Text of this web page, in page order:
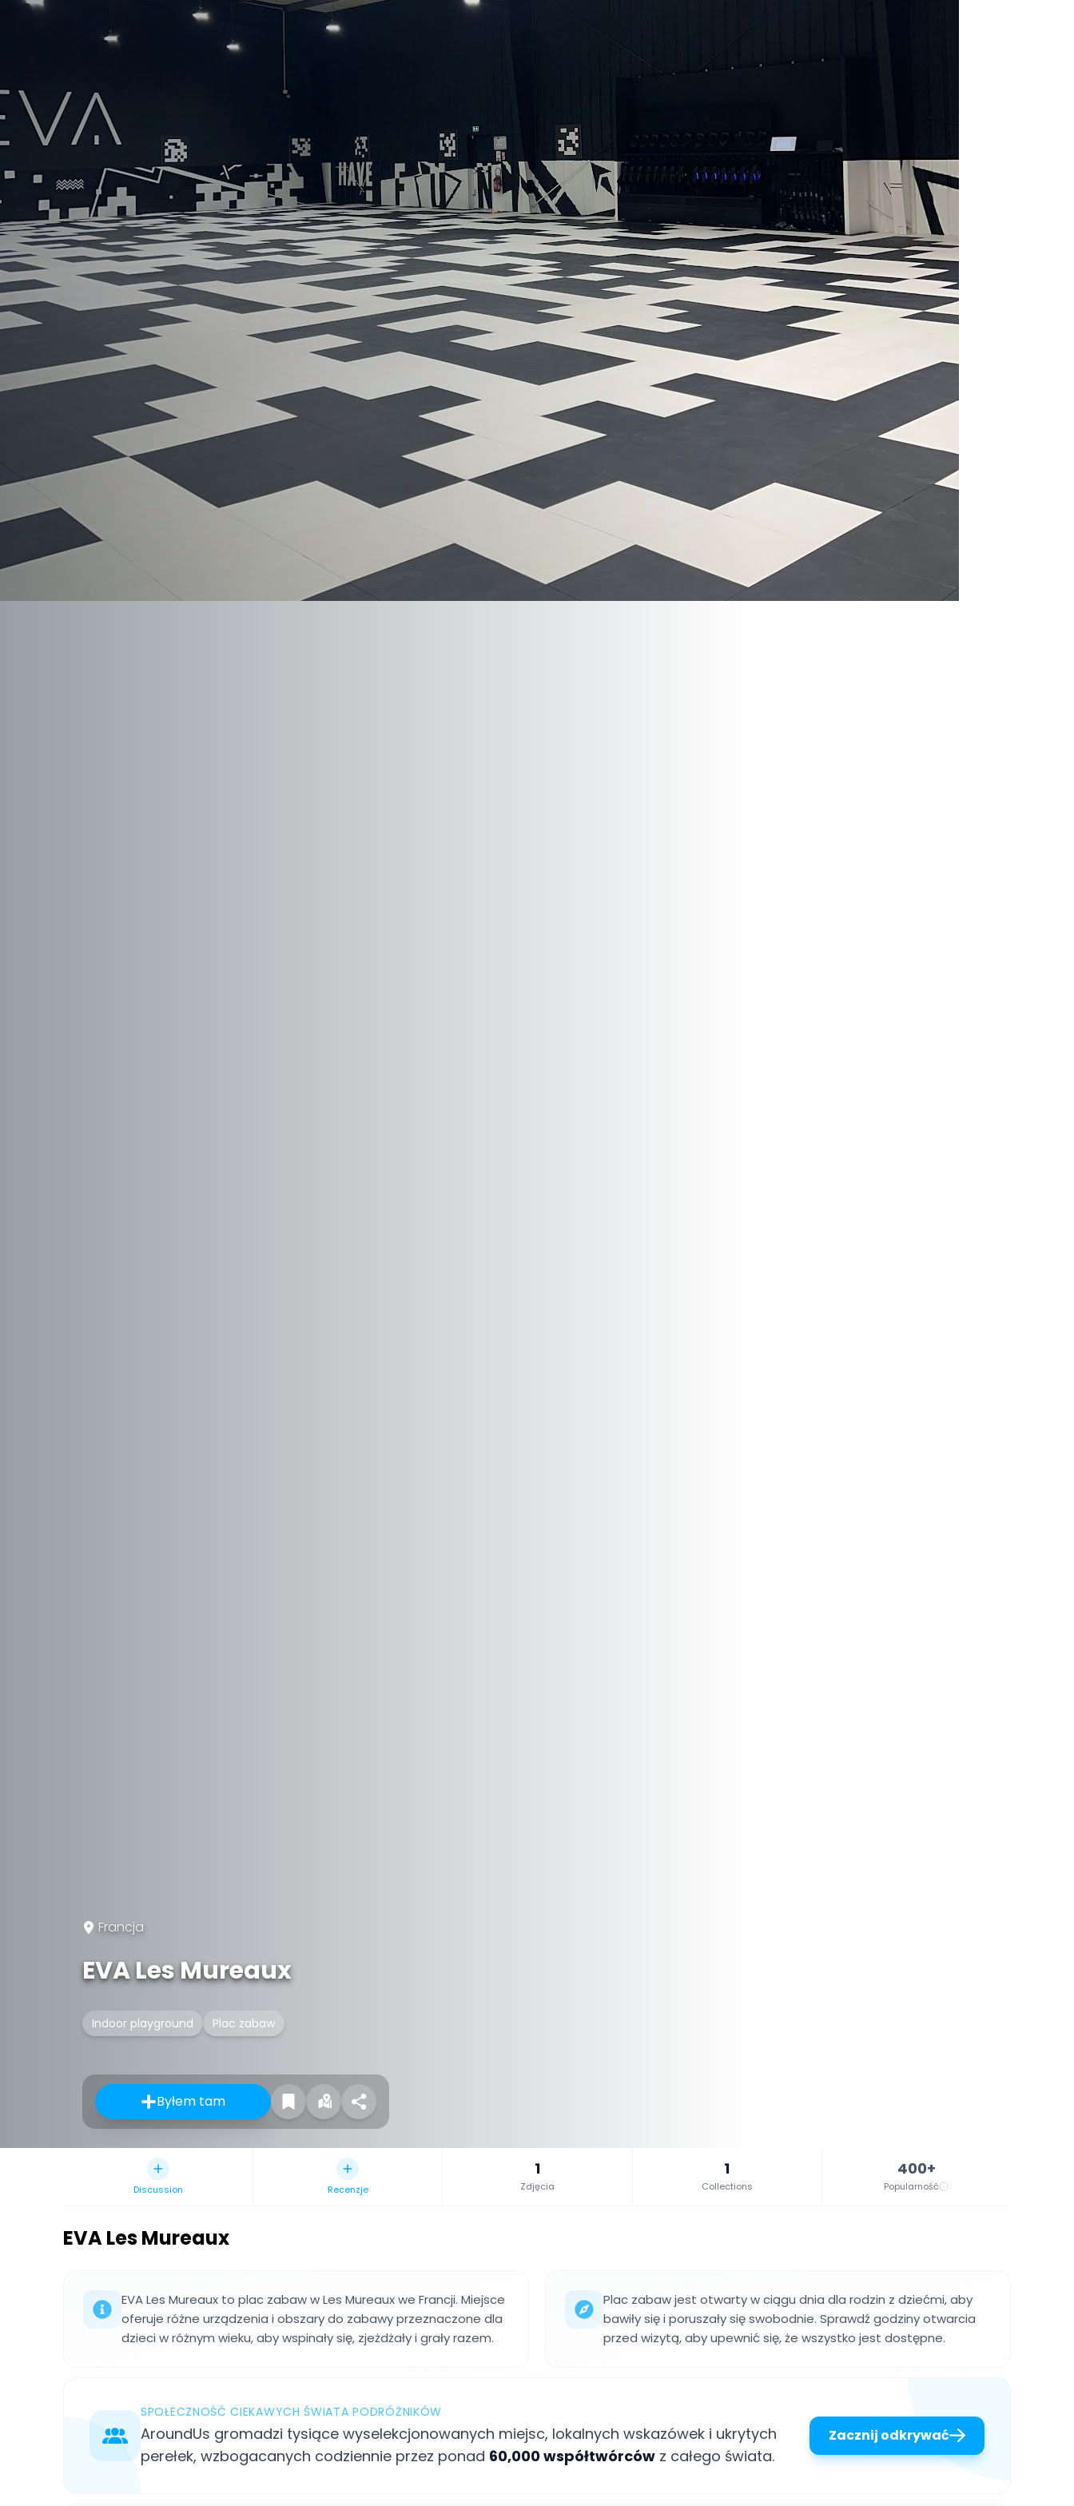
Francja
EVA Les Mureaux
Indoor playground Plac zabaw
Byłem tam
Discussion Recenzje
1
Zdjęcia
1
Collections
400+
Popularność
EVA Les Mureaux
EVA Les Mureaux to plac zabaw w Les Mureaux we Francji. Miejsce
oferuje różne urządzenia i obszary do zabawy przeznaczone dla
dzieci w różnym wieku, aby wspinały się, zjeżdżały i grały razem.
Plac zabaw jest otwarty w ciągu dnia dla rodzin z dziećmi, aby
bawiły się i poruszały się swobodnie. Sprawdź godziny otwarcia
przed wizytą, aby upewnić się, że wszystko jest dostępne.
SPOŁECZNOŚĆ CIEKAWYCH ŚWIATA PODRÓŻNIKÓW
AroundUs gromadzi tysiące wyselekcjonowanych miejsc, lokalnych wskazówek i ukrytych
perełek, wzbogacanych codziennie przez ponad 60,000 współtwórców z całego świata.
Zacznij odkrywać